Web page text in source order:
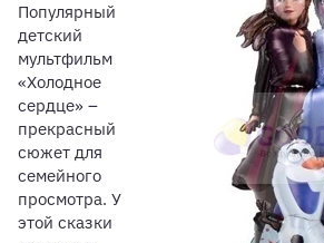
Популярный
детский
мультфильм
«Холодное
сердце» –
прекрасный
сюжет для
семейного
просмотра. У
этой сказки